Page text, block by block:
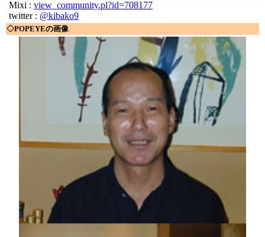
Mixi : view_community.pl?id=708177
twitter : @kibako9
◇POPEYEの画像